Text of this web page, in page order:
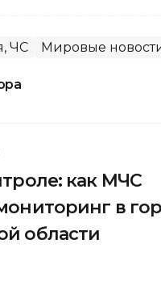
ЧС Мировые
как МЧС
в
области